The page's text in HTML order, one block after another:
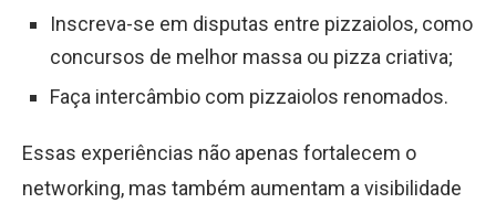
Inscreva-se em disputas entre pizzaiolos, como
concursos de melhor massa ou pizza criativa;
Faça intercâmbio com pizzaiolos renomados.
Essas experiências não apenas fortalecem o
networking, mas também aumentam a visibilidade